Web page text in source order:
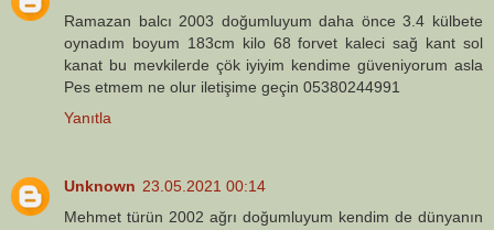
Ramazan balcı 2003 doğumluyum daha önce 3.4 külbete
oynadım boyum 183cm kilo 68 forvet kaleci sağ kant sol
kanat bu mevkilerde çök iyiyim kendime güveniyorum asla
Pes etmem ne olur iletişime geçin 05380244991
Yanıtla
Unknown 23.05.2021 00:14
Mehmet türün 2002 ağrı doğumluyum kendim de dünyanın